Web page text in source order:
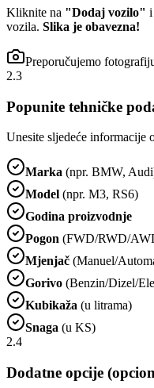
Kliknite na "Dodaj vozilo" i
vozila. Slika je obavezna!
Preporučujemo
2.3
Popunite tehničke
Unesite sljedeće informacije
Marka (npr. BMW,
Model (npr. M3, RS6)
Godina proizvodnje
Pogon (FWD/RWD/
Mjenjač (Manuel/
Gorivo (Benzin/Dizel/
Kubikaža (u litrama)
Snaga (u KS)
2.4
Dodatne opcije